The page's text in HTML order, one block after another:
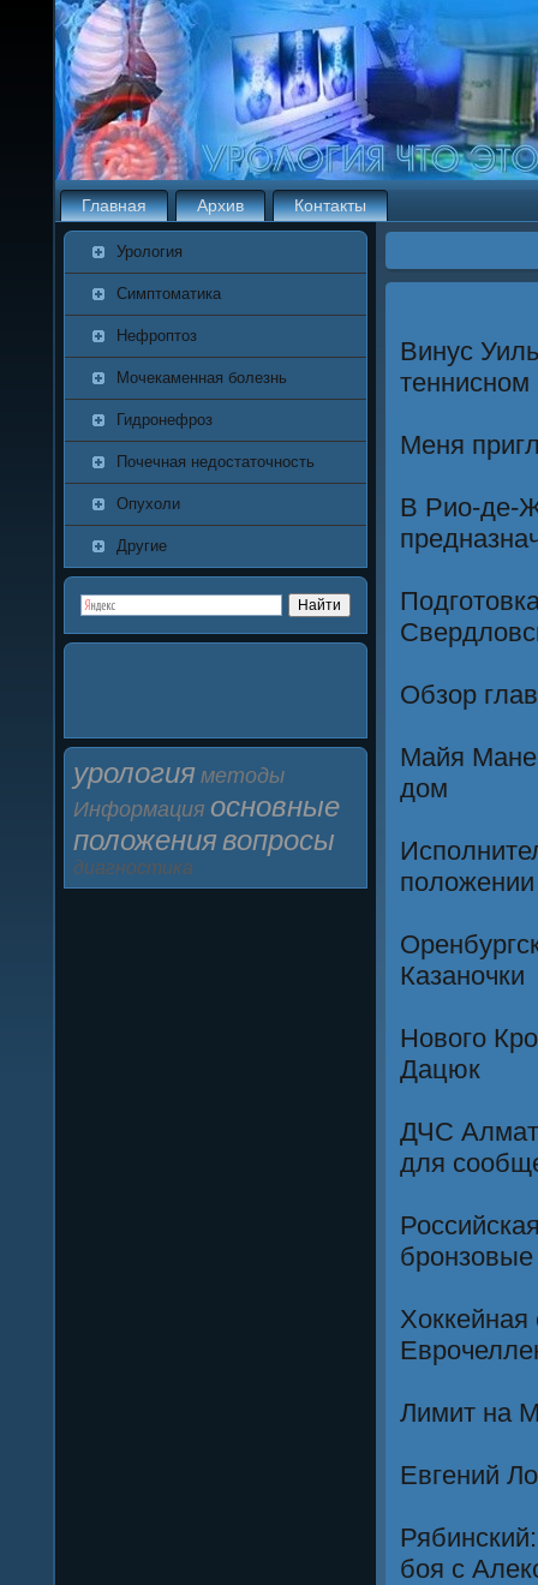
Главная Архив Контакты
Урология
Симптоматика
Нефроптоз
Мочекаменная болезнь
Гидронефроз
Почечная недостаточность
Опухоли
Другие
урология методы
Информация основные
положениявопросы
диагностика
Винус
теннисном
Меня
В Рио-де-
Обзор
Майя
дом
Казаночки
Нового
Дацюк
ДЧС
для
Хоккейная
Лимит на
Евгений
боя с